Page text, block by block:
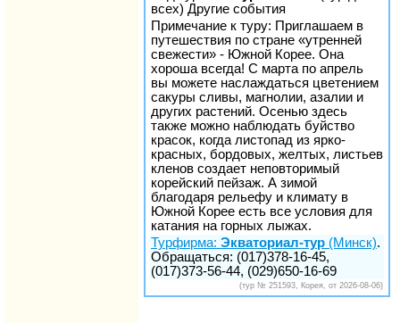
всех) Другие события
Примечание к туру: Приглашаем в
путешествия по стране «утренней
свежести» - Южной Корее. Она
хороша всегда! С марта по апрель
вы можете наслаждаться цветением
сакуры сливы, магнолии, азалии и
других растений. Осенью здесь
также можно наблюдать буйство
красок, когда листопад из ярко-
красных, бордовых, желтых, листьев
кленов создает неповторимый
корейский пейзаж. А зимой
благодаря рельефу и климату в
Южной Корее есть все условия для
катания на горных лыжах.
Турфирма: Экваториал-тур (Минск).
Обращаться: (017)378-16-45,
(017)373-56-44, (029)650-16-69
(тур № 251593, Корея, от 2026-08-06)